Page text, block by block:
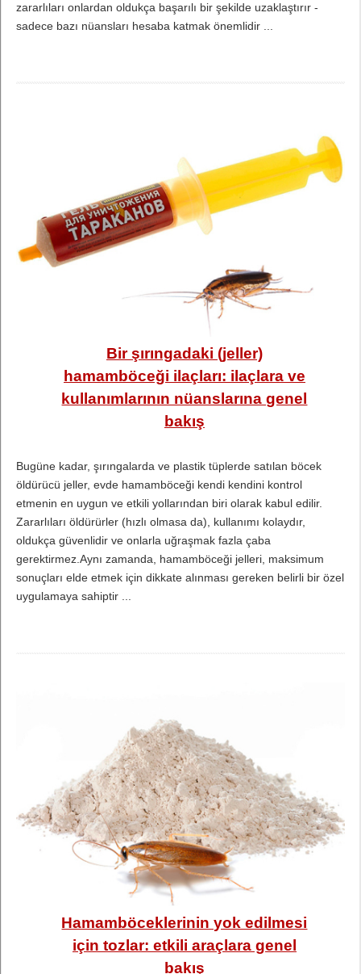
zararlıları onlardan oldukça başarılı bir şekilde uzaklaştırır -
sadece bazı nüansları hesaba katmak önemlidir ...
Bir şırıngadaki (jeller)
hamamböceği ilaçları: ilaçlara ve
kullanımlarının nüanslarına genel
bakış
Bugüne kadar, şırıngalarda ve plastik tüplerde satılan böcek
öldürücü jeller, evde hamamböceği kendi kendini kontrol
etmenin en uygun ve etkili yollarından biri olarak kabul edilir.
Zararlıları öldürürler (hızlı olmasa da), kullanımı kolaydır,
oldukça güvenlidir ve onlarla uğraşmak fazla çaba
gerektirmez.Aynı zamanda, hamamböceği jelleri, maksimum
sonuçları elde etmek için dikkate alınması gereken belirli bir özel
uygulamaya sahiptir ...
Hamamböceklerinin yok edilmesi
için tozlar: etkili araçlara genel
bakış